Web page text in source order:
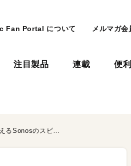
Fan Portal について メルマガ会
注目製品 連載 便
「Sonos Era 300」レビュー／圧巻の「空間オーディオ」を味わえるSonosのスピーカという選択肢